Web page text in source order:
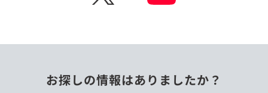
お探しの情報はありましたか？